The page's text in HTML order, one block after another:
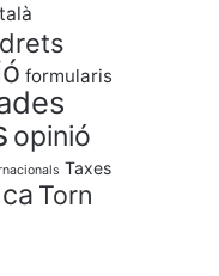
drets
formularis
opinió
Taxes
Torn